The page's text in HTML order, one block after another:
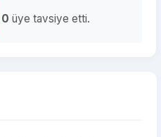
0 üye tavsiye etti.